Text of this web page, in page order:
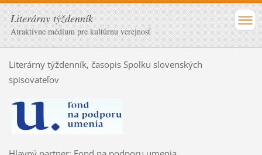
Literárny týždenník
Atraktívne médium pre kultúrnu verejnosť
Literárny týždenník, časopis Spolku slovenských
spisovateľov